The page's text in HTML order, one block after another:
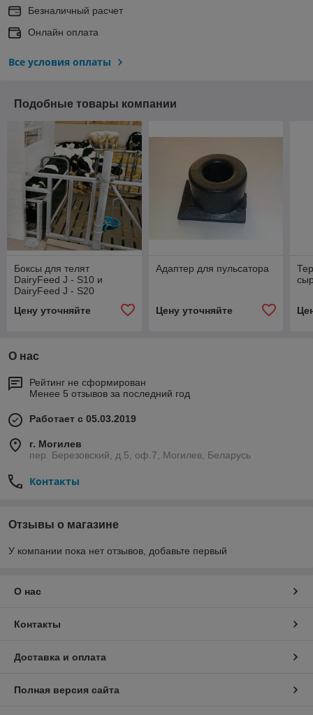
Безналичный расчет
Онлайн оплата
Все условия оплаты
Подобные товары компании
Боксы для телят
DairyFeed J - S10 и
DairyFeed J - S20
Цену уточняйте
Адаптер для пульсатора
Цену уточняйте
О нас
Рейтинг не сформирован
Менее 5 отзывов за последний год
Работает с 05.03.2019
г. Могилев
пер. Березовский, д.5, оф.7, Могилев, Беларусь
Контакты
Отзывы о магазине
У компании пока нет отзывов, добавьте первый
О нас
Контакты
Доставка и оплата
Полная версия сайта